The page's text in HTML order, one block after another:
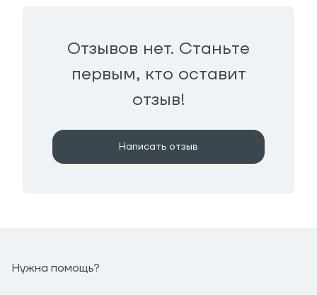
Отзывов нет. Станьте
первым, кто оставит
отзыв!
Написать отзыв
Нужна помощь?